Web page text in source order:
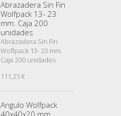
Abrazadera Sin Fin
Wolfpack 13- 23
mm. Caja 200
unidades
Abrazadera Sin Fin
Wolfpack 13- 23 mm.
Caja 200 unidades
111,25 €
Angulo Wolfpack
40x40x20 mm.